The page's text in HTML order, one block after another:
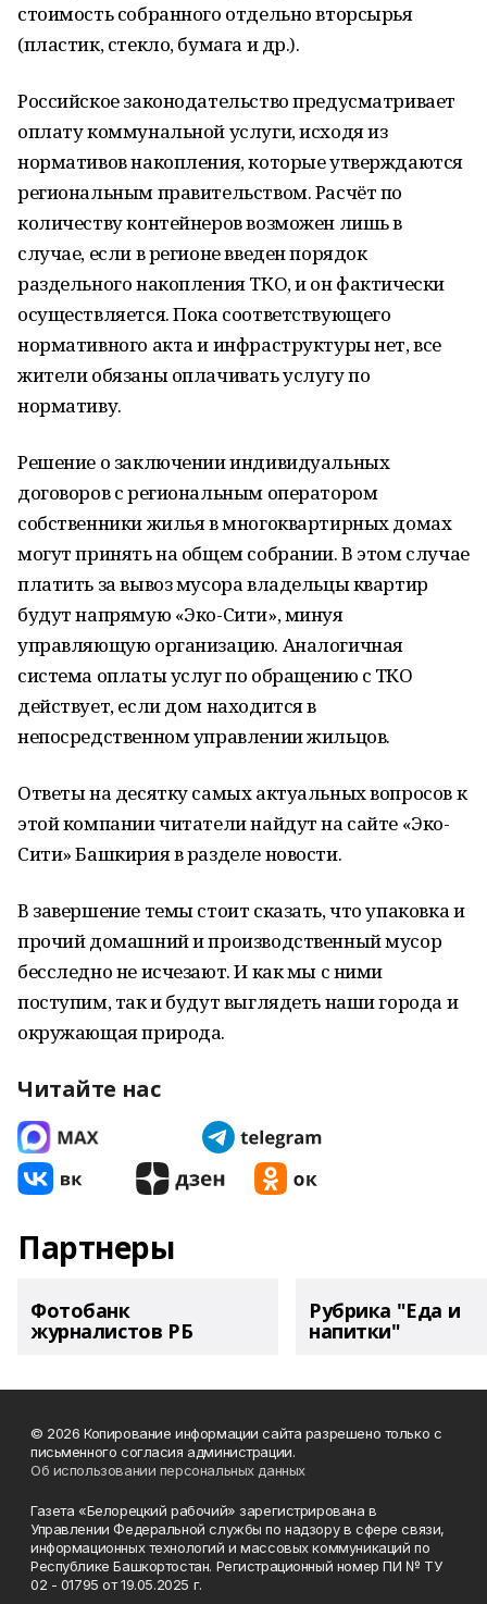
стоимость собранного отдельно вторсырья
(пластик, стекло, бумага и др.).
Российское законодательство предусматривает
оплату коммунальной услуги, исходя из
нормативов накопления, которые утверждаются
региональным правительством. Расчёт по
количеству контейнеров возможен лишь в
случае, если в регионе введен порядок
раздельного накопления ТКО, и он фактически
осуществляется. Пока соответствующего
нормативного акта и инфраструктуры нет, все
жители обязаны оплачивать услугу по
нормативу.
Решение о заключении индивидуальных
договоров с региональным оператором
собственники жилья в многоквартирных домах
могут принять на общем собрании. В этом случае
платить за вывоз мусора владельцы квартир
будут напрямую «Эко-Сити», минуя
управляющую организацию. Аналогичная
система оплаты услуг по обращению с ТКО
действует, если дом находится в
непосредственном управлении жильцов.
Ответы на десятку самых актуальных вопросов к
этой компании читатели найдут на сайте «Эко-
Сити» Башкирия в разделе новости.
В завершение темы стоит сказать, что упаковка и
прочий домашний и производственный мусор
бесследно не исчезают. И как мы с ними
поступим, так и будут выглядеть наши города и
окружающая природа.
Читайте нас
Партнеры
Фотобанк
журналистов РБ
Рубрика "Еда и
напитки"
© 2026 Копирование информации сайта разрешено только с
письменного согласия администрации.
Об использовании персональных данных
Газета «Белорецкий рабочий» зарегистрирована в
Управлении Федеральной службы по надзору в сфере связи,
информационных технологий и массовых коммуникаций по
Республике Башкортостан. Регистрационный номер ПИ № ТУ
02 - 01795 от 19.05.2025 г.